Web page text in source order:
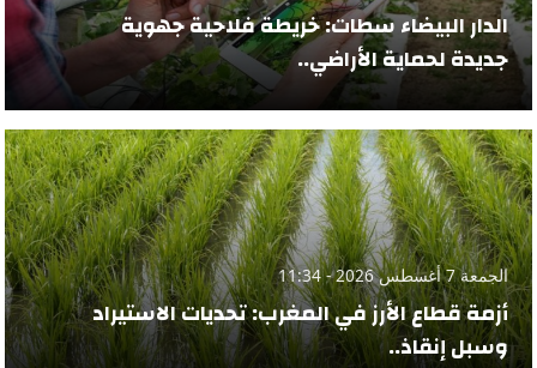
الدار البيضاء سطات: خريطة فلاحية جهوية
جديدة لحماية الأراضي..
الجمعة 7 أغسطس 2026 - 11:34
أزمة قطاع الأرز في المغرب: تحديات الاستيراد
وسبل إنقاذ..